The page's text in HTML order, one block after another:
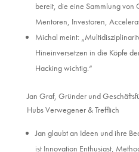
bereit, die eine Sammlung von
Mentoren, Investoren,
Michal meint:
Hineinversetzen in die Köpfe
Hacking wichtig.“
Jan Graf, Gründer und
Hubs Verwegener & Trefflich
Jan glaubt an Ideen und ihre
ist Innovation Enthusiast,